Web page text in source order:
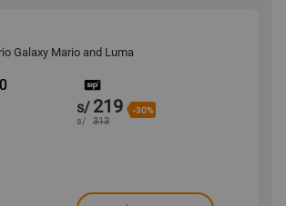
Galaxy Mario and Luma
s/ 219 -30%
s/ 313